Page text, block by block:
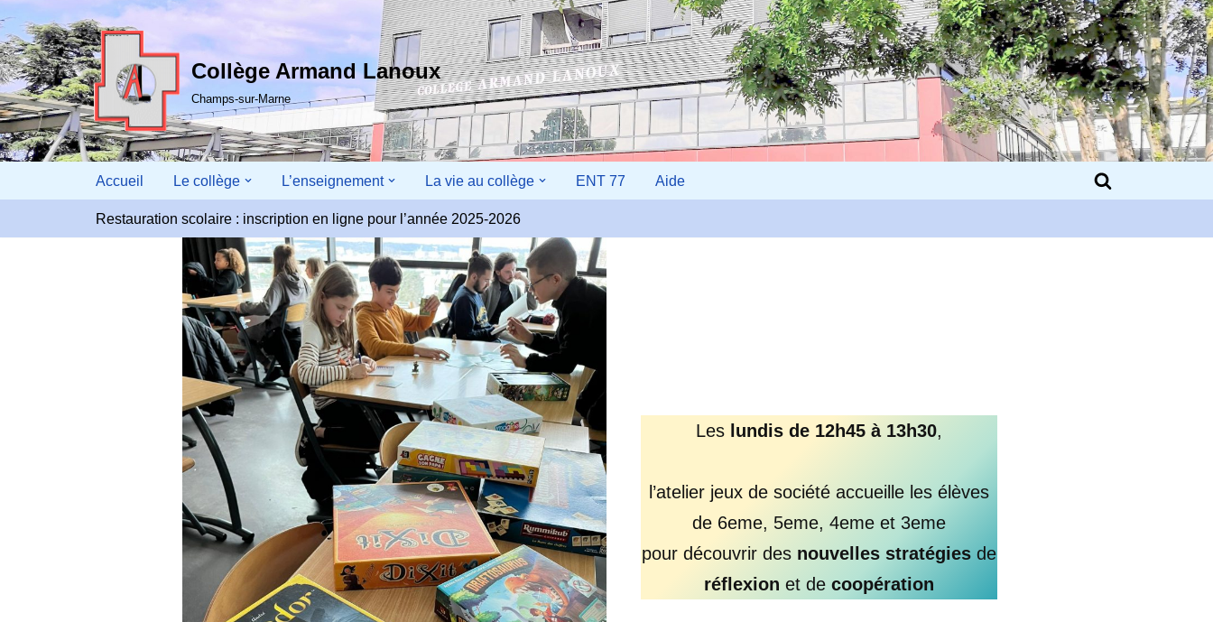
Aller
au
contenu
Collège Armand Lanoux
Champs-sur-Marne
Accueil Le collège L’enseignement La vie au collège ENT 77 Aide
Restauration scolaire : inscription en ligne pour l’année 2025-2026
Les lundis de 12h45 à 13h30,
l’atelier jeux de société accueille les élèves
de 6eme, 5eme, 4eme et 3eme
pour découvrir desnouvelles stratégiesde
réflexion et de coopération